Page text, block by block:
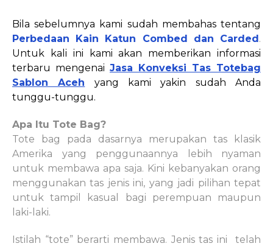
Bila sebelumnya kami sudah membahas tentang
Perbedaan Kain Katun Combed dan Carded.
Untuk kali ini kami akan memberikan informasi
terbaru mengenai Jasa Konveksi Tas Totebag
Sablon Aceh
yang kami yakin sudah Anda
tunggu-tunggu.
Apa Itu Tote Bag?
Tote bag pada dasarnya merupakan tas klasik
Amerika yang penggunaannya lebih nyaman
untuk membawa apa saja. Kini kebanyakan orang
menggunakan tas jenis ini, yang jadi pilihan tepat
untuk tampil kasual bagi perempuan maupun
laki-laki.
Istilah “tote” berarti membawa. Jenis tas ini
telah